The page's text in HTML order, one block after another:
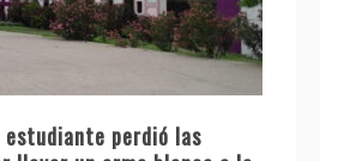
estudiante perdió las